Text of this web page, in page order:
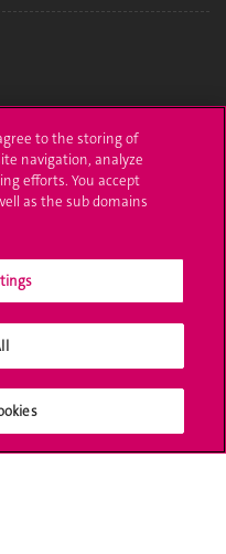
agree to the storing of
navigation, analyze
efforts. You accept
as the sub domains